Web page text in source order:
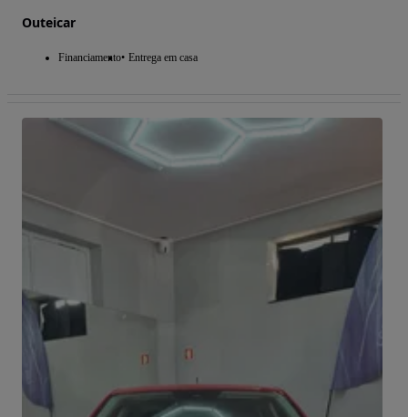
Outeicar
Financiamento Entrega em casa